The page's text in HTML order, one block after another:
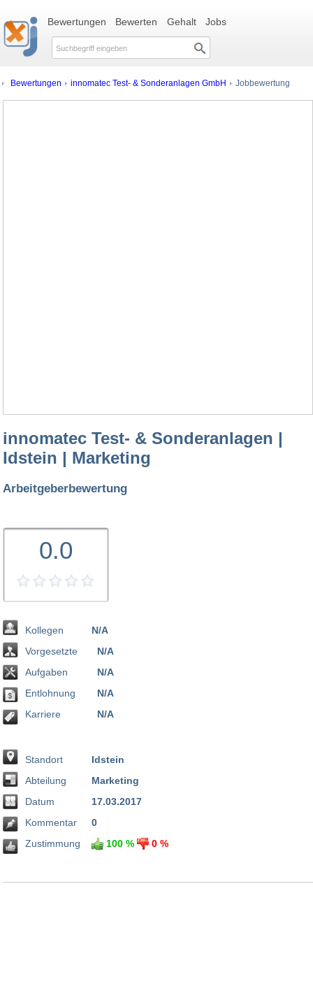
Bewertungen Bewerten Gehalt Jobs
Bewertungen innomatec Test- & Sonderanlagen GmbH Jobbewertung
innomatec Test- & Sonderanlagen |
Idstein | Marketing
Arbeitgeberbewertung
0.0
Kollegen
Vorgesetzte
Aufgaben
Entlohnung
Karriere
N/A
N/A
N/A
N/A
N/A
Standort
Abteilung
Datum
Kommentar
Zustimmung
Idstein
Marketing
17.03.2017
0
100 %
0 %